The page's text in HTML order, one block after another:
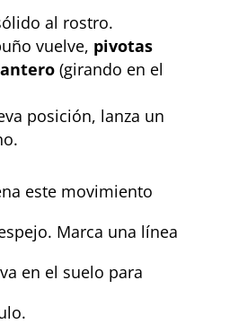
al rostro.
vuelve, pivotas
(girando en el
posición, lanza un
este movimiento
Marca una línea
en el suelo para